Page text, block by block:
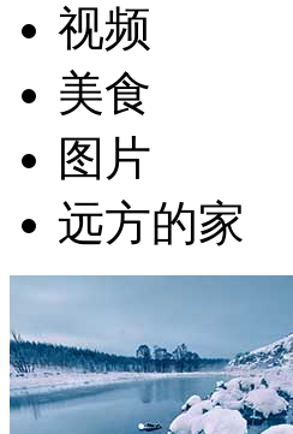
视频
美食
图片
远方的家